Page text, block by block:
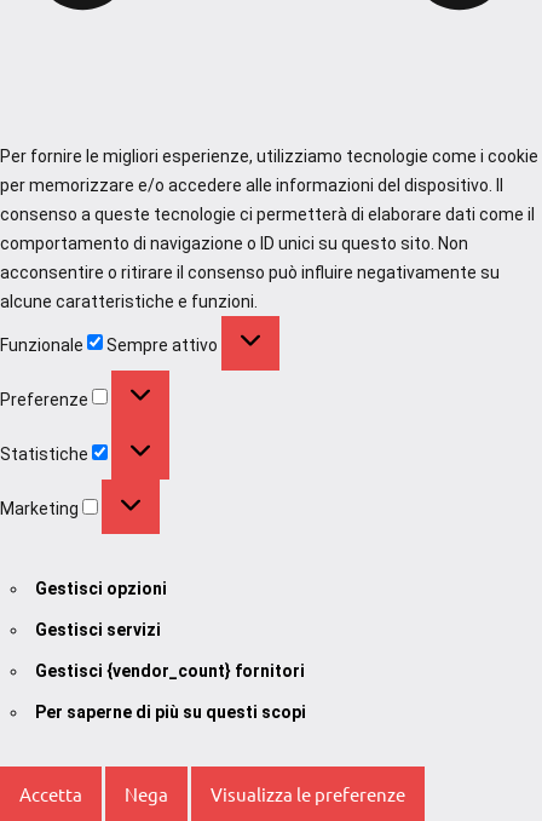
Per fornire le migliori esperienze, utilizziamo tecnologie come i cookie
per memorizzare e/o accedere alle informazioni del dispositivo. Il
consenso a queste tecnologie ci permetterà di elaborare dati come il
comportamento di navigazione o ID unici su questo sito. Non
acconsentire o ritirare il consenso può influire negativamente su
alcune caratteristiche e funzioni.
Funzionale Sempre attivo
Preferenze
Statistiche
Marketing
Gestisci opzioni
Gestisci servizi
Gestisci {vendor_count} fornitori
Per saperne di più su questi scopi
Accetta Nega Visualizza le preferenze